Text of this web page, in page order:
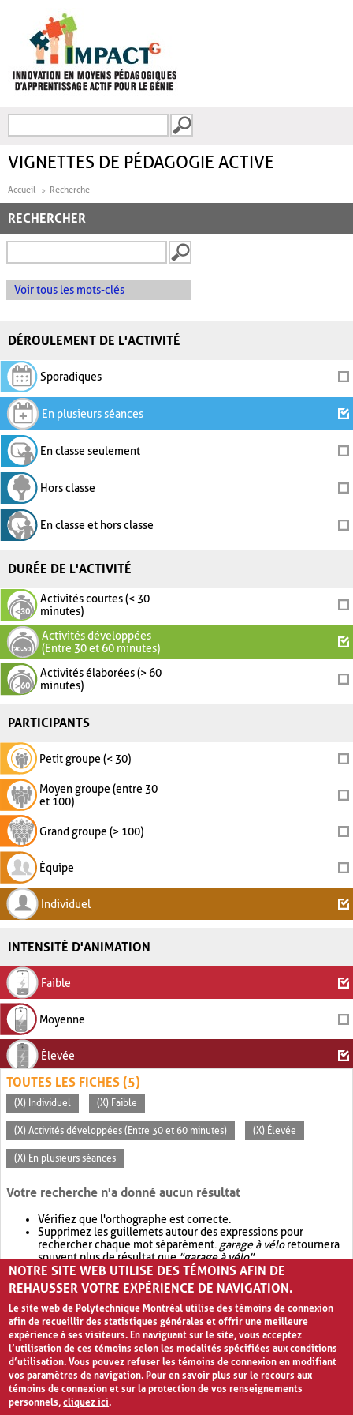
FORMULAIRE DE
VIGNETTES DE PÉDAGOGIE ACTIVE
Accueil Recherche
RECHERCHER
Voir tous les mots-clés
DÉROULEMENT DE L'ACTIVITÉ
Sporadiques
En plusieurs séances
En classe seulement
Hors classe
En classe et hors classe
DURÉE DE L'ACTIVITÉ
Activités courtes (< 30
minutes)
Activités développées
(Entre 30 et 60 minutes)
Activités élaborées (> 60
minutes)
PARTICIPANTS
Petit groupe (< 30)
Moyen groupe (entre 30
et 100)
Grand groupe (> 100)
Équipe
Individuel
INTENSITÉ D'ANIMATION
Faible
Moyenne
Élevée
TOUTES LES FICHES (5)
(X) Individuel (X) Faible
(X) Activités développées (Entre 30 et 60 minutes) (X) Élevée
(X) En plusieurs séances
Votre recherche n'a donné aucun résultat
Vérifiez que l'orthographe est correcte.
Supprimez les guillemets autour des expressions pour
rechercher chaque mot séparément. garage à véloretournera
souvent plus de résultat que"garage à vélo".
Envisagez d'élargir votre recherche avec OR.garage OR vélo
retournera souvent plus de résultat quegarage à vélo
NOTRE SITE WEB UTILISE DES TÉMOINS AFIN DE
REHAUSSER VOTRE EXPÉRIENCE DE NAVIGATION.
Le site web de Polytechnique Montréal utilise des témoins de connexion
afin de recueillir des statistiques générales et offrir une meilleure
expérience à ses visiteurs. En naviguant sur le site, vous acceptez
l’utilisation de ces témoins selon les modalités spécifiées aux conditions
d’utilisation. Vous pouvez refuser les témoins de connexion en modifiant
vos paramètres de navigation. Pour en savoir plus sur le recours aux
témoins de connexion et sur la protection de vos renseignements
personnels,cliquez ici.